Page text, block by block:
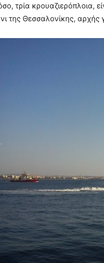
τρία κρουαζιερόπλοια,
της Θεσσαλονίκης,